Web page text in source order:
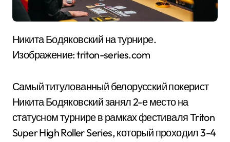
Никита Бодяковский на турнире.
Изображение: triton-series.com
Самый титулованный белорусский покерист
Никита Бодяковский занял 2-е место на
статусном турнире в рамках фестиваля Triton
Super High Roller Series, который проходил 3-4